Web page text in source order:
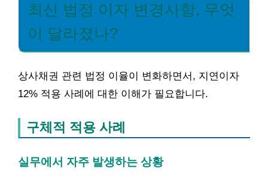
최신 법정 이자 변경사항, 무엇
이 달라졌나?
상사채권 관련 법정 이율이 변화하면서, 지연이자
12% 적용 사례에 대한 이해가 필요합니다.
구체적 적용 사례
실무에서 자주 발생하는 상황